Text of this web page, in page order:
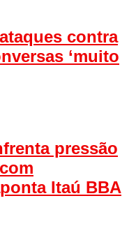
contra
‘muito
pressão
Itaú BBA